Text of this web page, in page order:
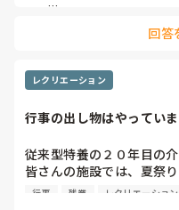
敬老会、おばあちゃん？
て実家に行って、ご飯、
クリスマスもにたような
そもそも、大人になって
句、お雛様、やる？　や
のでしょ？
回答
レクリエーション
行事の出し物はやってい
従来型特養の２０年目の介
皆さんの施設では、夏祭
による出し物」ってありま
行事 残業 レクリエーション